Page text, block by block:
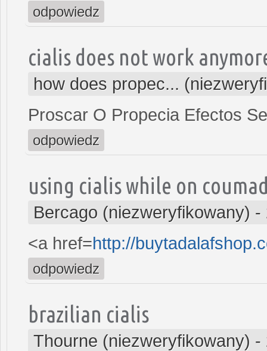
odpowiedz
cialis does not work
how does propec...
Proscar O Propecia Efectos
odpowiedz
using cialis while on
Bercago (niezweryfikowany) -
<a href=http://
odpowiedz
brazilian cialis
Thourne (niezweryfikowany) -